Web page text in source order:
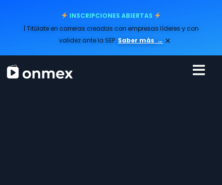
INSCRIPCIONES ABIERTAS
| Titúlate en carreras creadas con empresas líderes y con
validez ante la SEP. Saber más → ×